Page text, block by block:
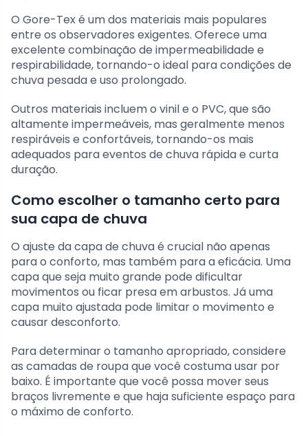
O Gore-Tex é um dos materiais mais populares
entre os observadores exigentes. Oferece uma
excelente combinação de impermeabilidade e
respirabilidade, tornando-o ideal para condições de
chuva pesada e uso prolongado.
Outros materiais incluem o vinil e o PVC, que são
altamente impermeáveis, mas geralmente menos
respiráveis e confortáveis, tornando-os mais
adequados para eventos de chuva rápida e curta
duração.
Como escolher o tamanho certo para
sua capa de chuva
O ajuste da capa de chuva é crucial não apenas
para o conforto, mas também para a eficácia. Uma
capa que seja muito grande pode dificultar
movimentos ou ficar presa em arbustos. Já uma
capa muito ajustada pode limitar o movimento e
causar desconforto.
Para determinar o tamanho apropriado, considere
as camadas de roupa que você costuma usar por
baixo. É importante que você possa mover seus
braços livremente e que haja suficiente espaço para
o máximo de conforto.